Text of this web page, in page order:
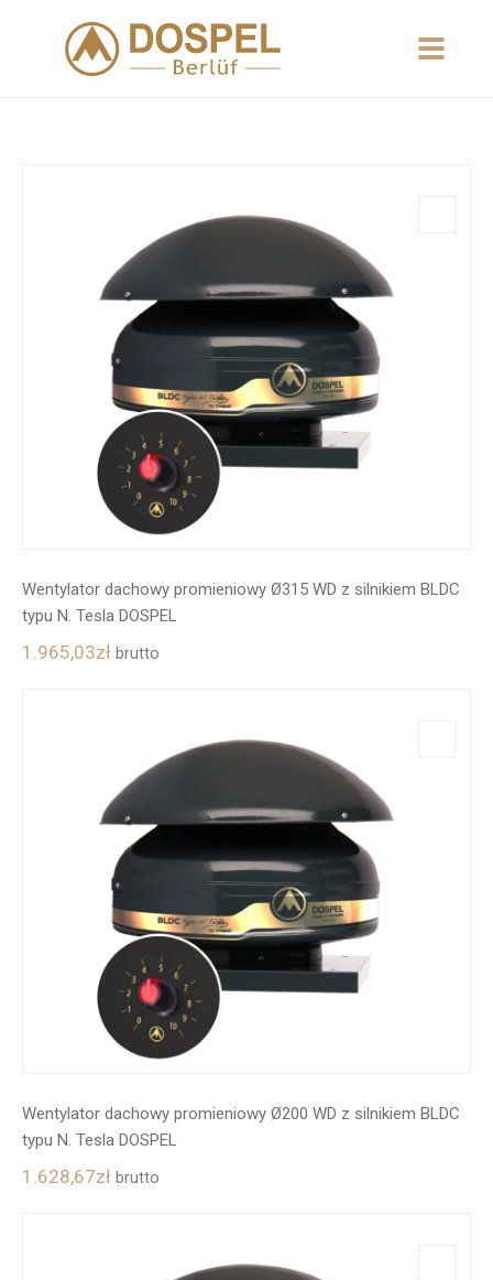
Wentylator dachowy promieniowy Ø315 WD z silnikiem BLDC
typu N. Tesla DOSPEL
1.965,03zł brutto
Wentylator dachowy promieniowy Ø200 WD z silnikiem BLDC
typu N. Tesla DOSPEL
1.628,67zł brutto